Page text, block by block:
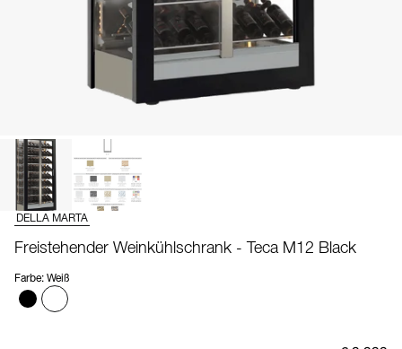
DELLA MARTA
Freistehender Weinkühlschrank - Teca M12 Black
Farbe: Weiß